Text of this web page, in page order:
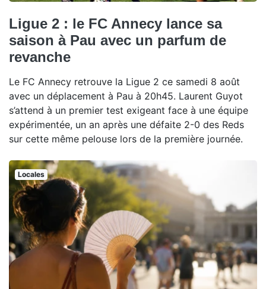
Ligue 2 : le FC Annecy lance sa
saison à Pau avec un parfum de
revanche
Le FC Annecy retrouve la Ligue 2 ce samedi 8 août
avec un déplacement à Pau à 20h45. Laurent Guyot
s’attend à un premier test exigeant face à une équipe
expérimentée, un an après une défaite 2-0 des Reds
sur cette même pelouse lors de la première journée.
Locales